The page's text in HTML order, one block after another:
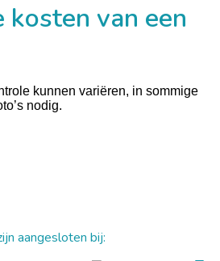
kosten van een
kunnen variëren, in sommige
nodig.
aangesloten bij: